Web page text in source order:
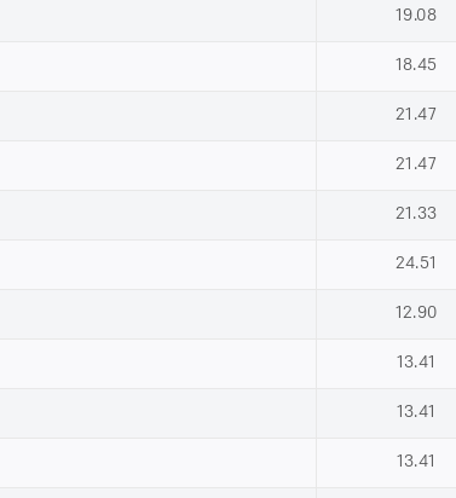
19.08
18.45
21.47
21.47
21.33
24.51
12.90
13.41
13.41
13.41